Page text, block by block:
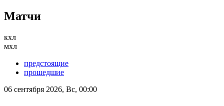
Матчи
кхл
мхл
предстоящие
прошедшие
06 сентября 2026, Вс, 00:00